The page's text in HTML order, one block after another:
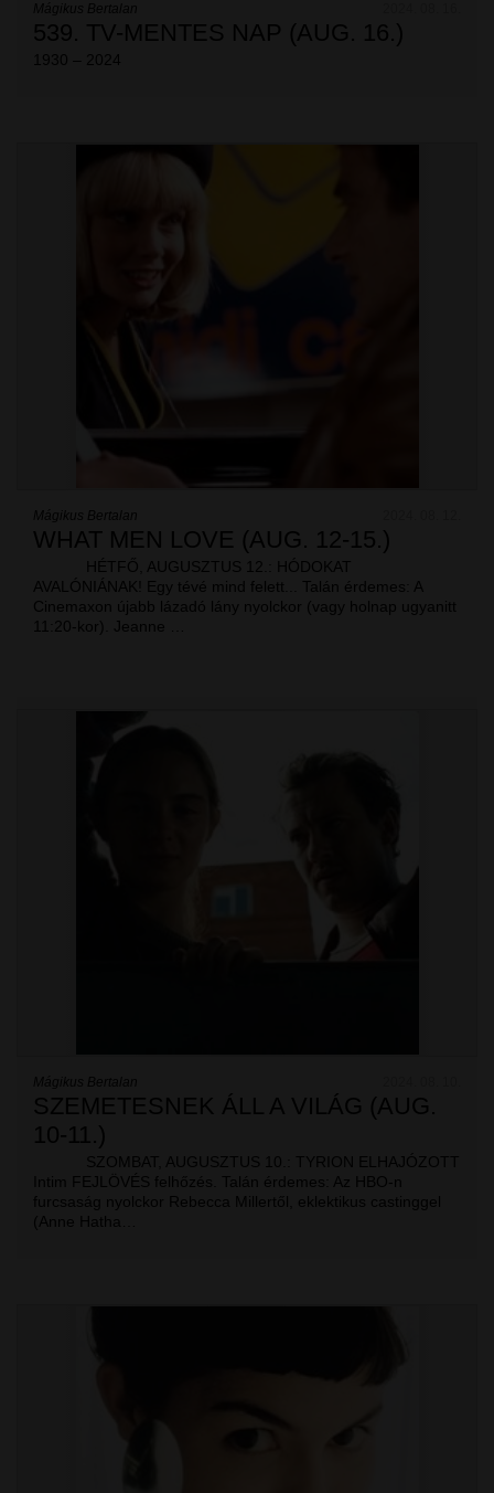
Mágikus Bertalan
539. TV-MENTES NAP (AUG. 16.)
1930 – 2024
Mágikus Bertalan
WHAT MEN LOVE (AUG. 12-15.)
HÉTFŐ, AUGUSZTUS 12.: HÓDOKAT
AVALÓNIÁNAK! Egy tévé mind felett... Talán érdemes: A
Cinemaxon újabb lázadó lány nyolckor (vagy holnap ugyanitt
11:20-kor). Jeanne …
Mágikus Bertalan
SZEMETESNEK ÁLL A VILÁG (AUG.
10-11.)
SZOMBAT, AUGUSZTUS 10.: TYRION ELHAJÓZOTT
Intim FEJLÖVÉS felhőzés. Talán érdemes: Az HBO-n
furcsaság nyolckor Rebecca Millertől, eklektikus castinggel
(Anne Hatha…